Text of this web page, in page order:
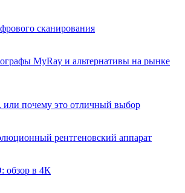
сканирования
MyRay и альтернативы на рынке
почему это отличный выбор
рентгеновский аппарат
обзор в 4К